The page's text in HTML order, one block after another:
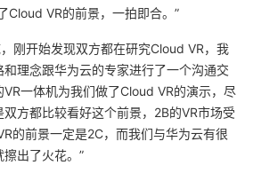
Cloud VR的前景，一拍即合。”
刚开始发现双方都在研究Cloud VR，我
理念跟华为云的专家进行了一个沟通交
一体机为我们做了Cloud VR的演示，尽
双方都比较看好这个前景，2B的VR市场受
的前景一定是2C，而我们与华为云有很
出了火花。 ”